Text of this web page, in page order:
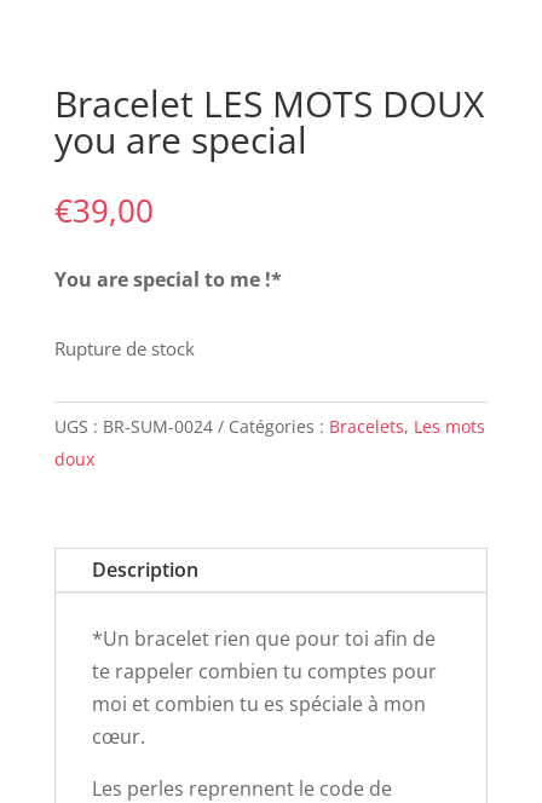
Bracelet LES MOTS DOUX
you are special
€39,00
You are special to me !*
Rupture de stock
UGS : BR-SUM-0024 Catégories : Bracelets, Les mots
doux
Description
*Un bracelet rien que pour toi afin de
te rappeler combien tu comptes pour
moi et combien tu es spéciale à mon
cœur.
Les perles reprennent le code de